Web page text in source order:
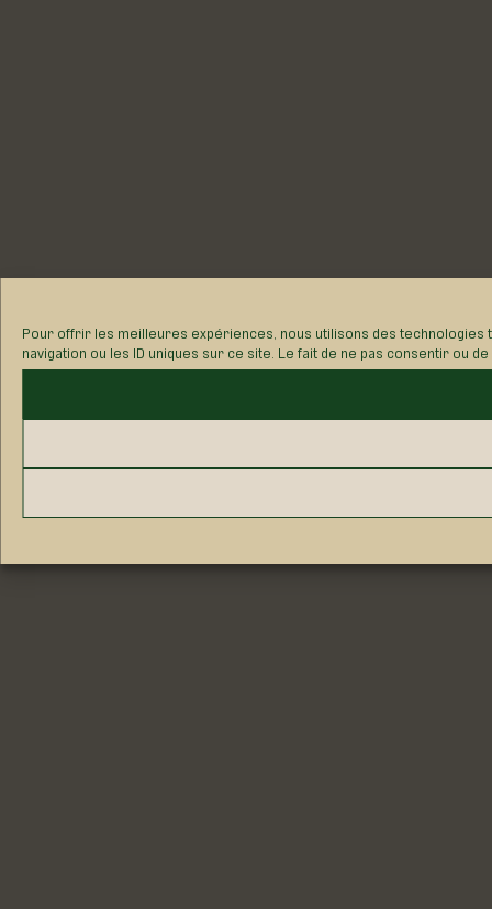
Pour offrir les meilleures expériences, nous utilisons des
navigation ou les ID uniques sur ce site. Le fait de ne pas consentir